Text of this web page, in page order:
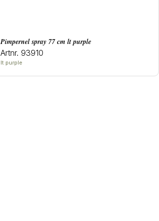
pimpernel spray 77 cm lt purple
Artnr. 93910
lt purple